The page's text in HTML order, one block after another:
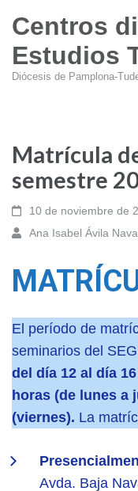
Centros
Estudios
Diócesis de Pamplona-
Matrícula
semestre
10 de noviembre de
Ana Isabel Ávila
El período de
seminarios del
del día 12 al día
horas (de lunes a
(viernes). La
Avda. Baja